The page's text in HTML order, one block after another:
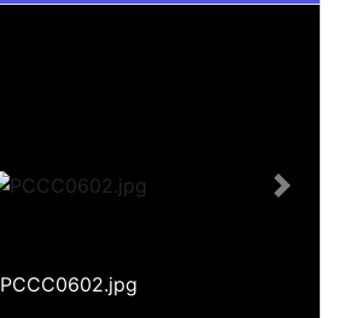
PCCC0602.jpg
Next